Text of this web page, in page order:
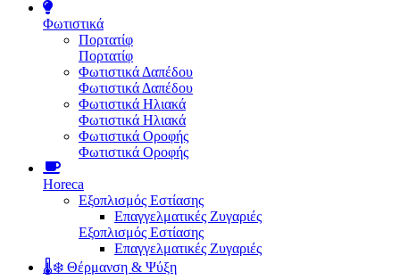
Φωτιστικά
Πορτατίφ
Πορτατίφ
Φωτιστικά Δαπέδου
Φωτιστικά Δαπέδου
Φωτιστικά Ηλιακά
Φωτιστικά Ηλιακά
Φωτιστικά Οροφής
Φωτιστικά Οροφής
Horeca
Εξοπλισμός Εστίασης
Επαγγελματικές Ζυγαριές
Εξοπλισμός Εστίασης
Επαγγελματικές Ζυγαριές
🌡️❄️ Θέρμανση & Ψύξη